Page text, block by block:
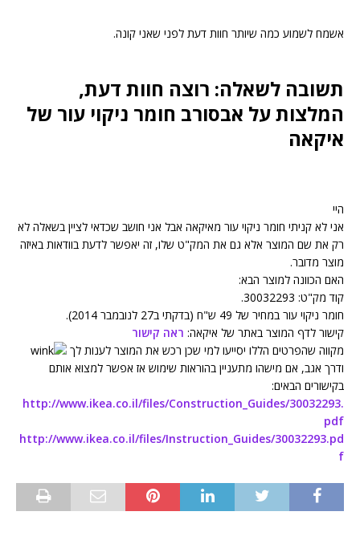
אשמח לשמוע כמה שיותר חוות דעת לפני שאני קונה.
תשובה לשאלה: רוצה חוות דעת,
המלצות על אבסורב חומר ניקוי עור של
איקאה
היי
אני לא קניתי חומר ניקוי עור מאיקאה אבל אני חושב שכדאי לציין בשאלה לא
רק את שם המוצר אלא גם את המק"ט שלו, זה יאפשר לדעת בוודאות באיזה
מוצר מדובר.
האם הכוונה למוצר הבא:
קוד מק"ט: 30032293.
חומר ניקוי עור במחיר של 49 ש"ח (בדקתי ב27 לנובמבר 2014).
קישור לדף המוצר באתר של איקאה: ראה קישור
מקווה שהפרטים הללו יסייעו למי שכן רכש את המוצר לענות לך
ודרך אגב, אם מישהו מתעניין בהוראות שימוש אז אפשר למצוא אותם
בקישורים הבאים:
http://www.ikea.co.il/files/Construction_Guides/30032293.
pdf
http://www.ikea.co.il/files/Instruction_Guides/30032293.pd
f